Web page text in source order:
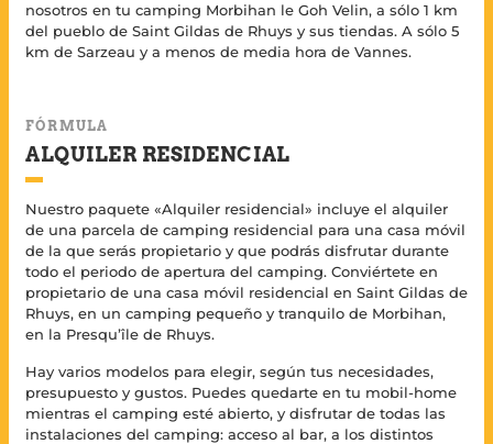
nosotros en tu camping Morbihan le Goh Velin, a sólo 1 km
del pueblo de Saint Gildas de Rhuys y sus tiendas. A sólo 5
km de Sarzeau y a menos de media hora de Vannes.
FÓRMULA
ALQUILER RESIDENCIAL
Nuestro paquete «Alquiler residencial» incluye el alquiler
de una parcela de camping residencial para una casa móvil
de la que serás propietario y que podrás disfrutar durante
todo el periodo de apertura del camping. Conviértete en
propietario de una casa móvil residencial en Saint Gildas de
Rhuys, en un camping pequeño y tranquilo de Morbihan,
en la Presqu’île de Rhuys.
Hay varios modelos para elegir, según tus necesidades,
presupuesto y gustos. Puedes quedarte en tu mobil-home
mientras el camping esté abierto, y disfrutar de todas las
instalaciones del camping: acceso al bar, a los distintos